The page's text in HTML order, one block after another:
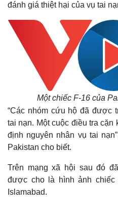
đánh giá thiệt hại của vụ tai
Một chiếc F-16 của
“Các nhóm cứu hộ đã được
tai nạn. Một cuộc điều tra
định nguyên nhân vụ tai
Pakistan cho biết.
Trên mạng xã hội sau đó
được cho là hình ảnh
Islamabad.